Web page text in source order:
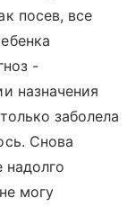
посев, все
-
назначения
заболела
Снова
надолго
могу